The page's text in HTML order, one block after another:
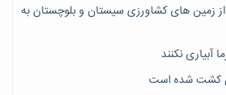
هزار هکتار از زمین های کشاورزی سیستان و بلوچستان به
آبیاری نکنند